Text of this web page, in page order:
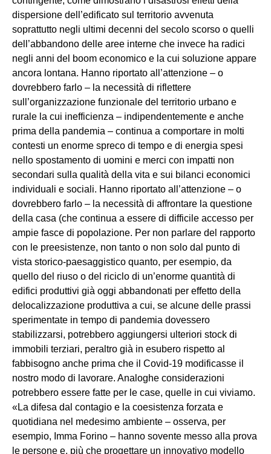
dispersione dell’edificato sul territorio avvenuta
soprattutto negli ultimi decenni del secolo scorso o quelli
dell’abbandono delle aree interne che invece ha radici
negli anni del boom economico e la cui soluzione appare
ancora lontana. Hanno riportato all’attenzione – o
dovrebbero farlo – la necessità di riflettere
sull’organizzazione funzionale del territorio urbano e
rurale la cui inefficienza – indipendentemente e anche
prima della pandemia – continua a comportare in molti
contesti un enorme spreco di tempo e di energia spesi
nello spostamento di uomini e merci con impatti non
secondari sulla qualità della vita e sui bilanci economici
individuali e sociali. Hanno riportato all’attenzione – o
dovrebbero farlo – la necessità di affrontare la questione
della casa (che continua a essere di difficile accesso per
ampie fasce di popolazione. Per non parlare del rapporto
con le preesistenze, non tanto o non solo dal punto di
vista storico-paesaggistico quanto, per esempio, da
quello del riuso o del riciclo di un’enorme quantità di
edifici produttivi già oggi abbandonati per effetto della
delocalizzazione produttiva a cui, se alcune delle prassi
sperimentate in tempo di pandemia dovessero
stabilizzarsi, potrebbero aggiungersi ulteriori stock di
immobili terziari, peraltro già in esubero rispetto al
fabbisogno anche prima che il Covid-19 modificasse il
nostro modo di lavorare. Analoghe considerazioni
potrebbero essere fatte per le case, quelle in cui viviamo.
«La difesa dal contagio e la coesistenza forzata e
quotidiana nel medesimo ambiente – osserva, per
esempio, Imma Forino – hanno sovente messo alla prova
le persone e, più che progettare un innovativo modello